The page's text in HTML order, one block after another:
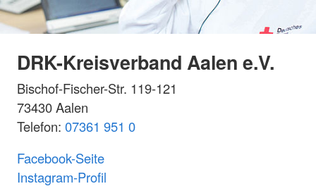
DRK-Kreisverband Aalen e.V.
Bischof-Fischer-Str. 119-121
73430 Aalen
Telefon: 07361 951 0
Facebook-Seite
Instagram-Profil